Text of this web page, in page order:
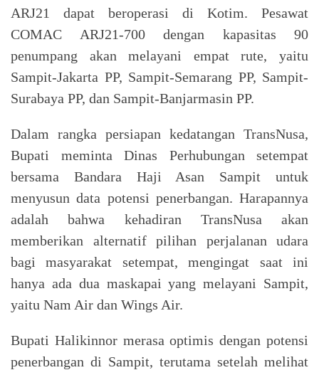
ARJ21 dapat beroperasi di Kotim. Pesawat
COMAC ARJ21-700 dengan kapasitas 90
penumpang akan melayani empat rute, yaitu
Sampit-Jakarta PP, Sampit-Semarang PP, Sampit-
Surabaya PP, dan Sampit-Banjarmasin PP.
Dalam rangka persiapan kedatangan TransNusa,
Bupati meminta Dinas Perhubungan setempat
bersama Bandara Haji Asan Sampit untuk
menyusun data potensi penerbangan. Harapannya
adalah bahwa kehadiran TransNusa akan
memberikan alternatif pilihan perjalanan udara
bagi masyarakat setempat, mengingat saat ini
hanya ada dua maskapai yang melayani Sampit,
yaitu Nam Air dan Wings Air.
Bupati Halikinnor merasa optimis dengan potensi
penerbangan di Sampit, terutama setelah melihat